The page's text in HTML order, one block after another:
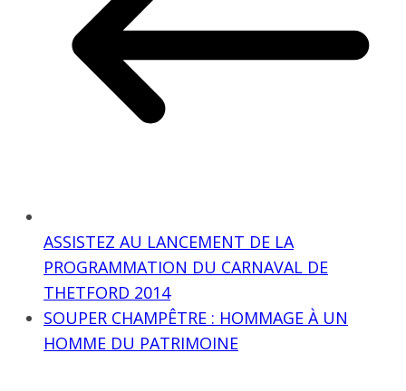
ASSISTEZ AU LANCEMENT DE LA
PROGRAMMATION DU CARNAVAL DE
THETFORD 2014
SOUPER CHAMPÊTRE : HOMMAGE À UN
HOMME DU PATRIMOINE